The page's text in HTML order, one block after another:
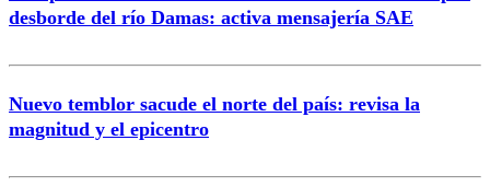
desborde del río Damas: activa mensajería SAE
Nuevo temblor sacude el norte del país: revisa la
magnitud y el epicentro